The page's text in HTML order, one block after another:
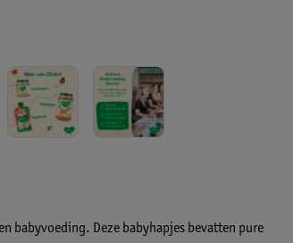
babyvoeding. Deze babyhapjes bevatten pure